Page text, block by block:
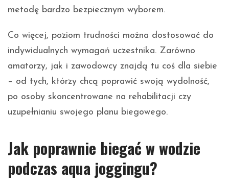
metodę bardzo bezpiecznym wyborem.
Co więcej, poziom trudności można dostosować do
indywidualnych wymagań uczestnika. Zarówno
amatorzy, jak i zawodowcy znajdą tu coś dla siebie
– od tych, którzy chcą poprawić swoją wydolność,
po osoby skoncentrowane na rehabilitacji czy
uzupełnianiu swojego planu biegowego.
Jak poprawnie biegać w wodzie
podczas aqua joggingu?